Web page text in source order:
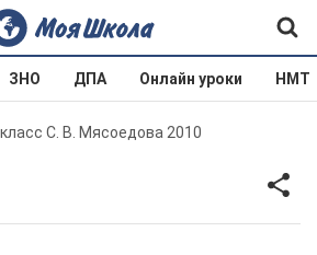
ЗНО ДПА Онлайн уроки НМТ
С. В. Мясоедова 2010